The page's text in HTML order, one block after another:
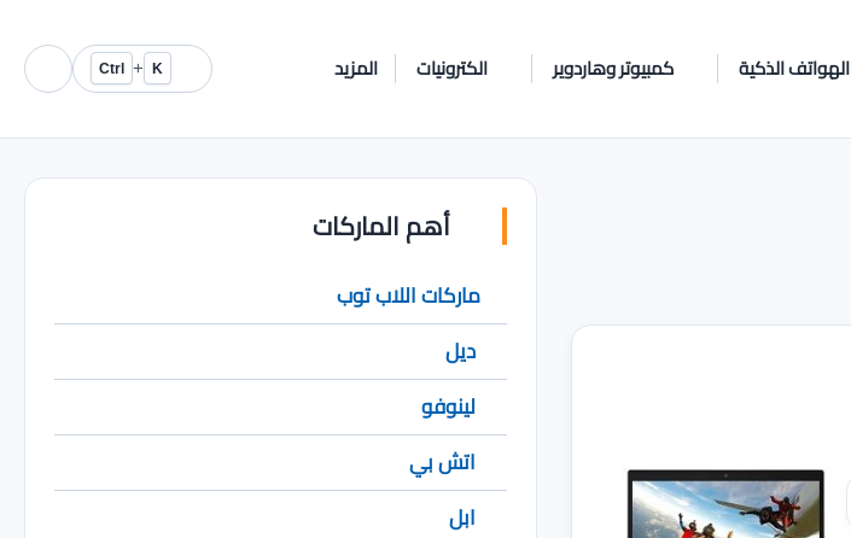
الهواتف الذكية كمبيوتر وهاردوير الكترونيات المزيد K
+
Ctrl
أهم الماركات
ماركات اللاب توب
ديل
لينوفو
اتش بي
ابل